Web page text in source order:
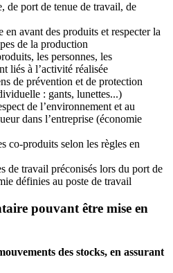
de port de tenue de travail, de
avant des produits et respecter la
de la production
les personnes, les
liés à l’activité réalisée
de prévention et de protection
: gants, lunettes...)
de l’environnement et au
dans l’entreprise (économie
co-produits selon les règles en
de travail préconisés lors du port de
définies au poste de travail
pouvant être mise en
des stocks, en assurant